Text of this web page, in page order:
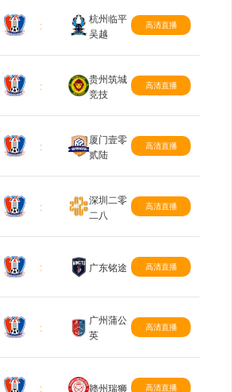
:
杭州临平
吴越
高清直播
:
贵州筑城
竞技
高清直播
:
厦门壹零
贰陆
高清直播
:
深圳二零
二八
高清直播
: 广东铭途 高清直播
:
广州蒲公
英
高清直播
: 赣州瑞狮 高清直播